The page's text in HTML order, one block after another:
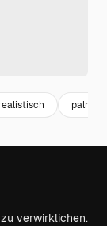
palme
verwirklichen.